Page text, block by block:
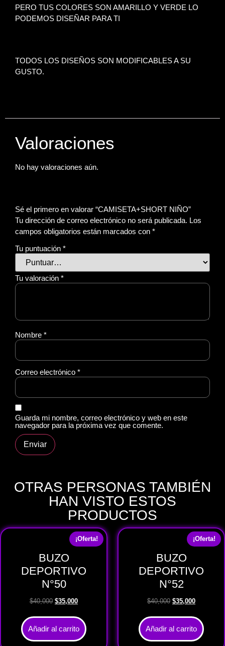
PERO TUS COLORES SON AMARILLO Y VERDE LO
PODEMOS DISEÑAR PARA TI
TODOS LOS DISEÑOS SON MODIFICABLES A SU
GUSTO.
Valoraciones
No hay valoraciones aún.
Sé el primero en valorar “CAMISETA+SHORT NIÑO”
Tu dirección de correo electrónico no será publicada. Los
campos obligatorios están marcados con *
Tu puntuación *
Tu valoración *
Nombre *
Correo electrónico *
Guarda mi nombre, correo electrónico y web en este
navegador para la próxima vez que comente.
OTRAS PERSONAS TAMBIÉN
HAN VISTO ESTOS
PRODUCTOS
¡Oferta!
BUZO
DEPORTIVO
N°50
$40,000 $35,000
Añadir al carrito
¡Oferta!
BUZO
DEPORTIVO
N°52
$40,000 $35,000
Añadir al carrito